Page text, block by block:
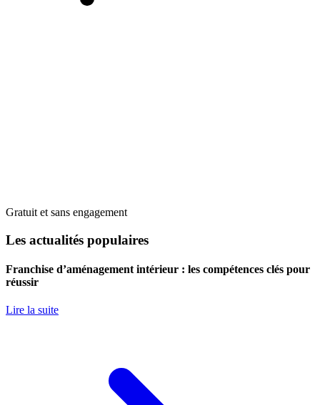
Gratuit et sans engagement
Les actualités populaires
Franchise d’aménagement intérieur : les compétences clés pour
réussir
Lire la suite